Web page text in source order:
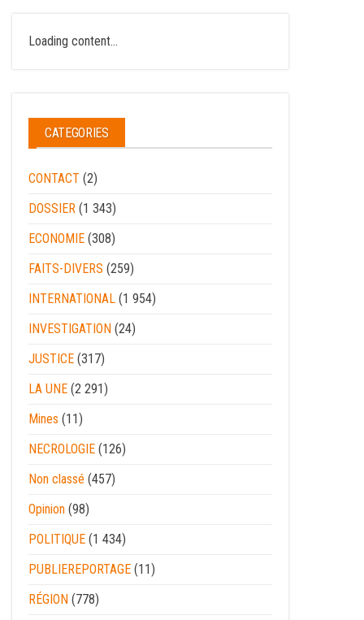
Loading content...
CATEGORIES
CONTACT (2)
DOSSIER (1 343)
ECONOMIE (308)
FAITS-DIVERS (259)
INTERNATIONAL (1 954)
INVESTIGATION (24)
JUSTICE (317)
LA UNE (2 291)
Mines (11)
NECROLOGIE (126)
Non classé (457)
Opinion (98)
POLITIQUE (1 434)
PUBLIEREPORTAGE (11)
RÉGION (778)